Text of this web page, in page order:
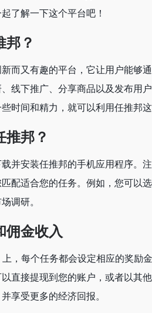
了解一下这个平台吧！
邦？
而又有趣的平台，它让用户能够
线下推广、分享商品以及发布用
时间和精力，就可以利用任推邦
推邦？
并安装任推邦的手机应用程序。
配适合您的任务。例如，您可以
调研。
佣金收入
上，每个任务都会设定相应的奖励
以直接提现到您的账户，或者以其
享受更多的经济回报。